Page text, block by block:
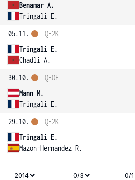
Benamar A.
Tringali E.
05.11.
Tringali E.
Chadli A.
Q-2K
30.10.
Mann M.
Tringali E.
Q-OF
29.10.
Tringali E.
Mazon-Hernandez R.
Q-2K
2014 0/3 0/1